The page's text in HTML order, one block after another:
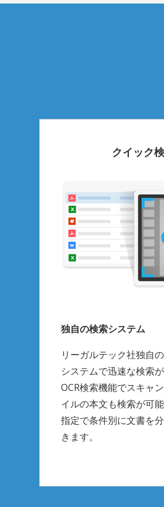
クイック
独自の検索システム
リーガルテック社独自
システムで迅速な検索が
OCR検索機能でスキャ
イルの本文も検索が可
指定で条件別に文書を
きます。